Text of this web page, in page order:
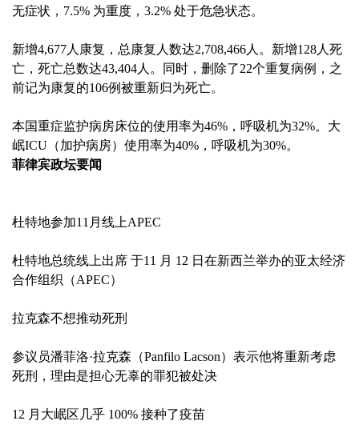
无症状，7.5% 为重度，3.2% 处于危急状态。
新增4,677人康复，总康复人数达2,708,466人。新增128人死
亡，死亡总数达43,404人。同时，删除了22个重复病例，之
前记为康复的106例被重新归为死亡。
本国重症监护病房床位的使用率为46%，呼吸机为32%。大
岷ICU（加护病房）使用率为40%，呼吸机为30%。
菲律宾政坛要闻
杜特地参加11月线上APEC
杜特地总统线上出席 于11 月 12 日在新西兰举办的亚太经济
合作组织（APEC）
拉克森不想推动死刑
参议员潘菲洛·拉克森（Panfilo Lacson）表示他将重新考虑
死刑，理由是担心无辜的罪犯被处决
12 月大岷区几乎 100% 接种了疫苗